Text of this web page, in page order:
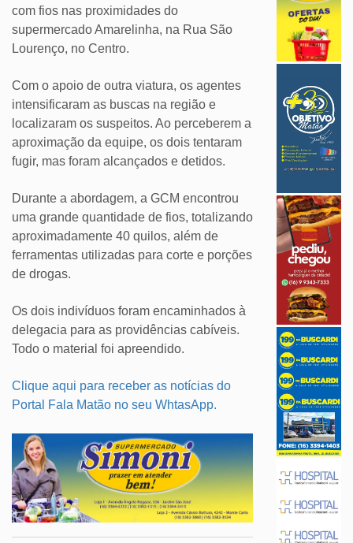
com fios nas proximidades do
supermercado Amarelinha, na Rua São
Lourenço, no Centro.
Com o apoio de outra viatura, os agentes
intensificaram as buscas na região e
localizaram os suspeitos. Ao perceberem a
aproximação da equipe, os dois tentaram
fugir, mas foram alcançados e detidos.
Durante a abordagem, a GCM encontrou
uma grande quantidade de fios, totalizando
aproximadamente 40 quilos, além de
ferramentas utilizadas para corte e porções
de drogas.
Os dois indivíduos foram encaminhados à
delegacia para as providências cabíveis.
Todo o material foi apreendido.
Clique aqui para receber as notícias do
Portal Fala Matão no seu WhtasApp.